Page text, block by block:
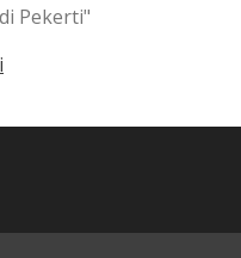
Pekerti"